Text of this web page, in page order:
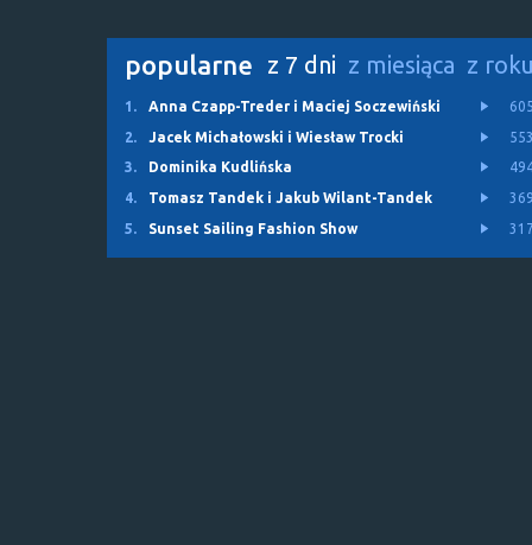
popularne z 7 dni z miesiąca z
1. Anna Czapp-Treder i Maciej Soczewiński
2.
Jacek Michałowski i Wiesław Trocki
3.
Dominika Kudlińska
4.
Tomasz Tandek i Jakub Wilant-Tandek
5.
Sunset Sailing Fashion Show